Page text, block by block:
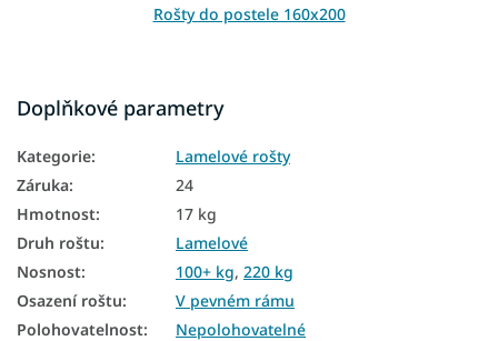
Rošty do postele 160x200
Doplňkové parametry
Kategorie:
Lamelové rošty
Záruka:
24
Hmotnost:
17 kg
Druh roštu:
Lamelové
Nosnost: 100+ kg, 220 kg
Osazení roštu:
V pevném rámu
Polohovatelnost:
Nepolohovatelné